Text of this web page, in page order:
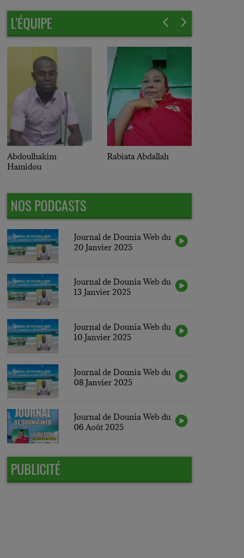
L'ÉQUIPE
Rabiata Abdallah Abou Selia
NOS PODCASTS
Journal de Dounia Web du
20 Janvier 2025
Journal de Dounia Web du
13 Janvier 2025
Journal de Dounia Web du
10 Janvier 2025
Journal de Dounia Web du
08 Janvier 2025
Journal de Dounia Web du
06 Août 2025
PUBLICITÉ